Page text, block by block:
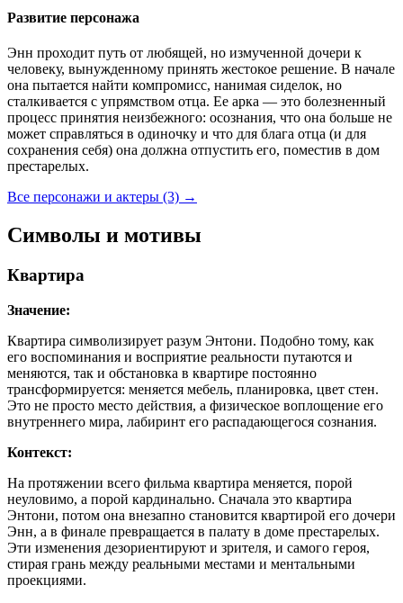
Развитие персонажа
Энн проходит путь от любящей, но измученной дочери к
человеку, вынужденному принять жестокое решение. В начале
она пытается найти компромисс, нанимая сиделок, но
сталкивается с упрямством отца. Ее арка — это болезненный
процесс принятия неизбежного: осознания, что она больше не
может справляться в одиночку и что для блага отца (и для
сохранения себя) она должна отпустить его, поместив в дом
престарелых.
Все персонажи и актеры (3) →
Символы и мотивы
Квартира
Значение:
Квартира символизирует разум Энтони. Подобно тому, как
его воспоминания и восприятие реальности путаются и
меняются, так и обстановка в квартире постоянно
трансформируется: меняется мебель, планировка, цвет стен.
Это не просто место действия, а физическое воплощение его
внутреннего мира, лабиринт его распадающегося сознания.
Контекст:
На протяжении всего фильма квартира меняется, порой
неуловимо, а порой кардинально. Сначала это квартира
Энтони, потом она внезапно становится квартирой его дочери
Энн, а в финале превращается в палату в доме престарелых.
Эти изменения дезориентируют и зрителя, и самого героя,
стирая грань между реальными местами и ментальными
проекциями.